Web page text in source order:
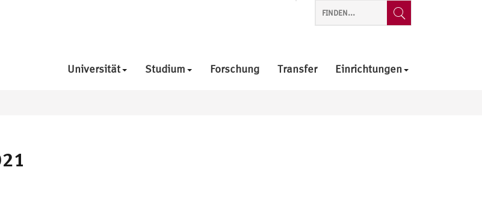
Universität Studium Forschung Transfer Einrichtungen